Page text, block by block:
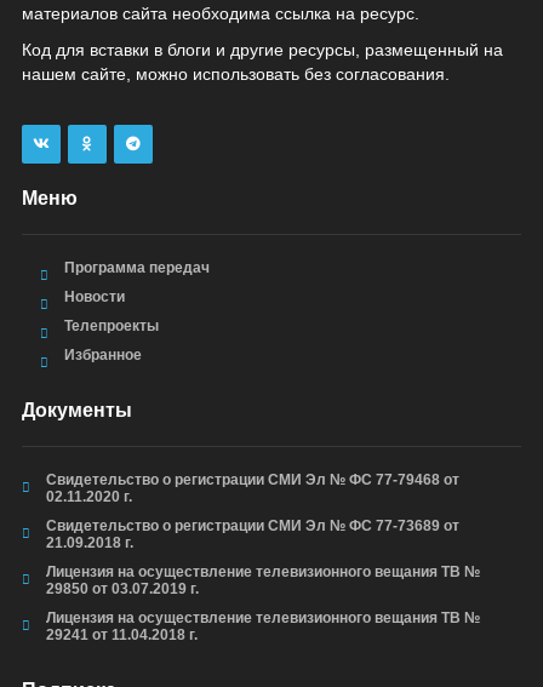
материалов сайта необходима ссылка на ресурс.
Код для вставки в блоги и другие ресурсы, размещенный на
нашем сайте, можно использовать без согласования.
Меню
Программа передач
Новости
Телепроекты
Избранное
Документы
Свидетельство о регистрации СМИ Эл № ФС 77-79468 от
02.11.2020 г.
Свидетельство о регистрации СМИ Эл № ФС 77-73689 от
21.09.2018 г.
Лицензия на осуществление телевизионного вещания ТВ №
29850 от 03.07.2019 г.
Лицензия на осуществление телевизионного вещания ТВ №
29241 от 11.04.2018 г.